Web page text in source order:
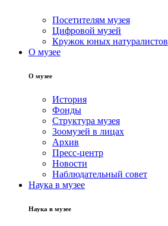
Посетителям музея
Цифровой музей
Кружок юных натуралистов
О музее
О музее
История
Фонды
Структура музея
Зоомузей в лицах
Архив
Пресс-центр
Новости
Наблюдательный совет
Наука в музее
Наука в музее